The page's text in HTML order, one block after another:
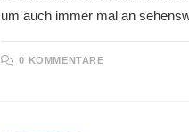
um auch immer mal an
0 KOMMENTARE